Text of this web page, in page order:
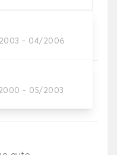
- 04/2006
- 05/2003
auto
per auto